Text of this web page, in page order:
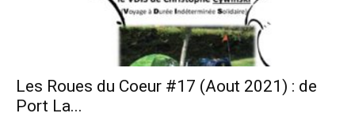
Les Roues du Coeur #17 (Aout 2021) : de
Port La...